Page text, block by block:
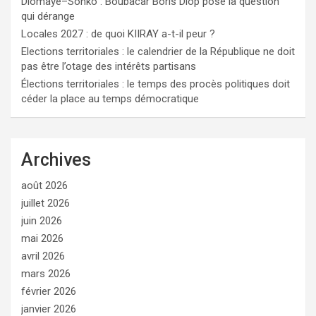
qui dérange
Locales 2027 : de quoi KIIRAY a-t-il peur ?
Elections territoriales : le calendrier de la République ne doit
pas être l’otage des intérêts partisans
Élections territoriales : le temps des procès politiques doit
céder la place au temps démocratique
Archives
août 2026
juillet 2026
juin 2026
mai 2026
avril 2026
mars 2026
février 2026
janvier 2026